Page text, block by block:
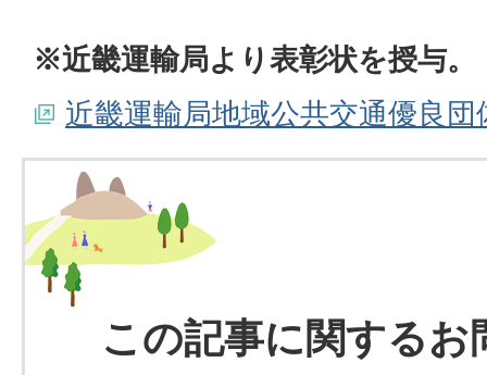
※近畿運輸局より表彰状を授与。
近畿運輸局地域公共交通優良団
この記事に関するお